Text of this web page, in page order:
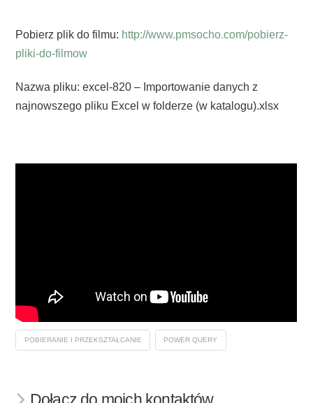
Pobierz plik do filmu: http://www.pmsocho.com/pobierz-
pliki-do-filmow
Nazwa pliku: excel-820 – Importowanie danych z
najnowszego pliku Excel w folderze (w katalogu).xlsx
POBIERANIE I PRZEKSZTAŁCANIE POWER QUERY